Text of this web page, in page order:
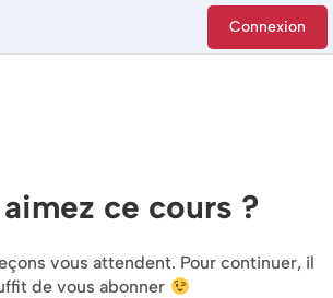
Connexion
ce cours ?
vous attendent. Pour continuer, il
de vous abonner